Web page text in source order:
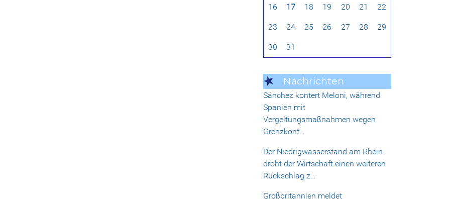
16 17 18 19 20 21 22
23 24 25 26 27 28 29
30 31
Nachrichten
Sánchez kontert Meloni, während
Spanien mit
Vergeltungsmaßnahmen wegen
Grenzkont…
Der Niedrigwasserstand am Rhein
droht der Wirtschaft einen weiteren
Rückschlag z…
Großbritannien meldet